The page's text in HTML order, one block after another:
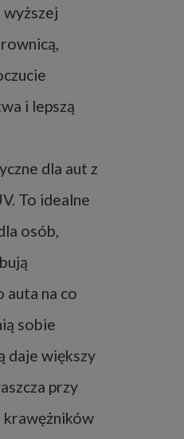
wyższej
i lepszą
dla aut z
To idealne
osób,
auta na co
sobie
daje większy
przy
krawężników